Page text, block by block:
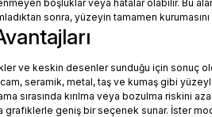
boşluklar veya hatalar olabilir. Bu
sonra, yüzeyin tamamen
ve keskin desenler sunduğu için sonuç
seramik, metal, taş ve kumaş gibi
sırasında kırılma veya bozulma riskini
grafiklerle geniş bir seçenek sunar. İster